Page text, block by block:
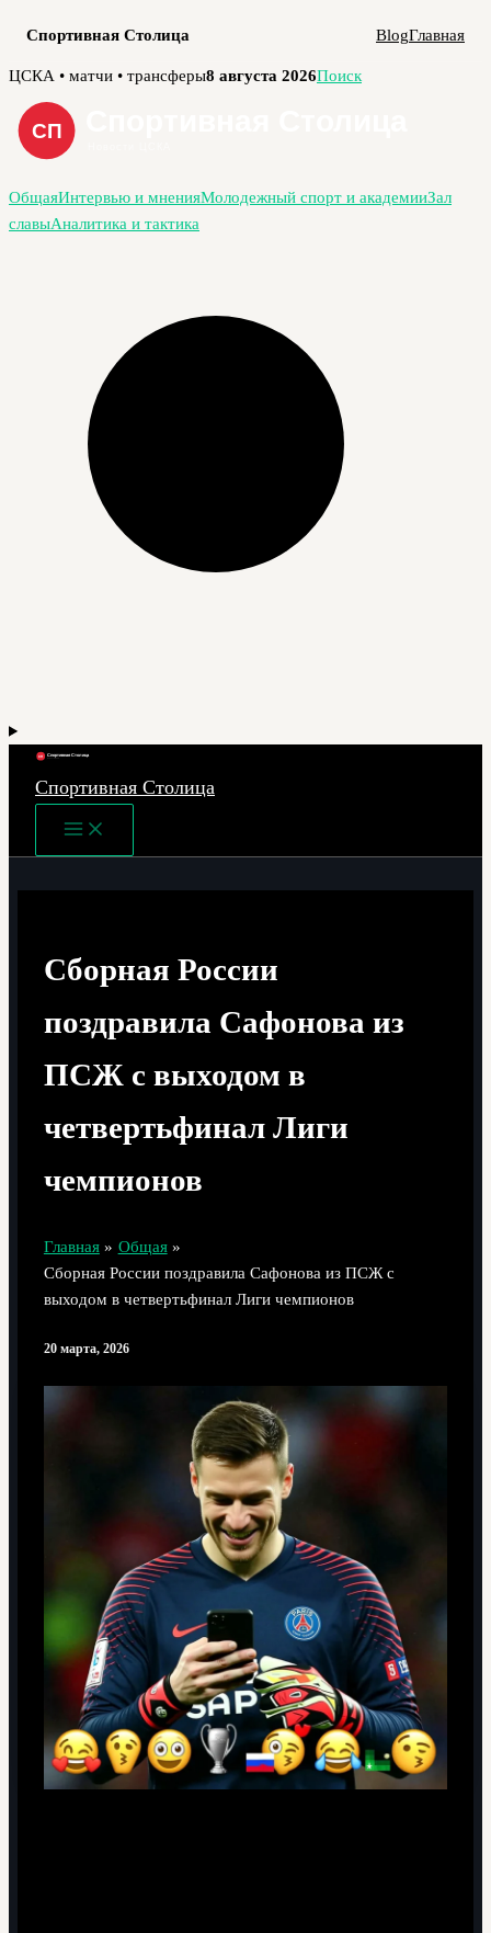
Спортивная Столица BlogГлавная
Перейти
содержимому
ЦСКА • матчи • трансферы8 августа 2026Поиск
ОбщаяИнтервью и мненияМолодежный спорт и академииЗал
славыАналитика и тактика
Спортивная Столица
Main
Menu
Сборная России
поздравила Сафонова из
ПСЖ с выходом в
четвертьфинал Лиги
чемпионов
Главная
Общая
Сборная России поздравила Сафонова из ПСЖ с
выходом в четвертьфинал Лиги чемпионов
20 марта, 2026